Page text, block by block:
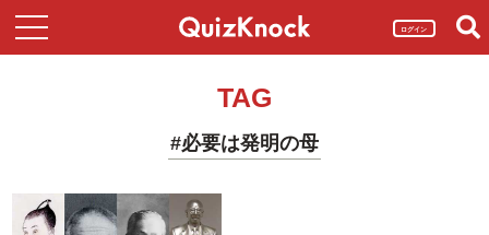
ログイン
TAG
#必要は発明の母